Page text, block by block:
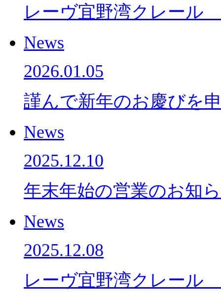
レーヴ宜野湾クレール
News
2026.01.05
謹んで新年のお慶びを
News
2025.12.10
年末年始の営業のお知
News
2025.12.08
レーヴ宜野湾クレール